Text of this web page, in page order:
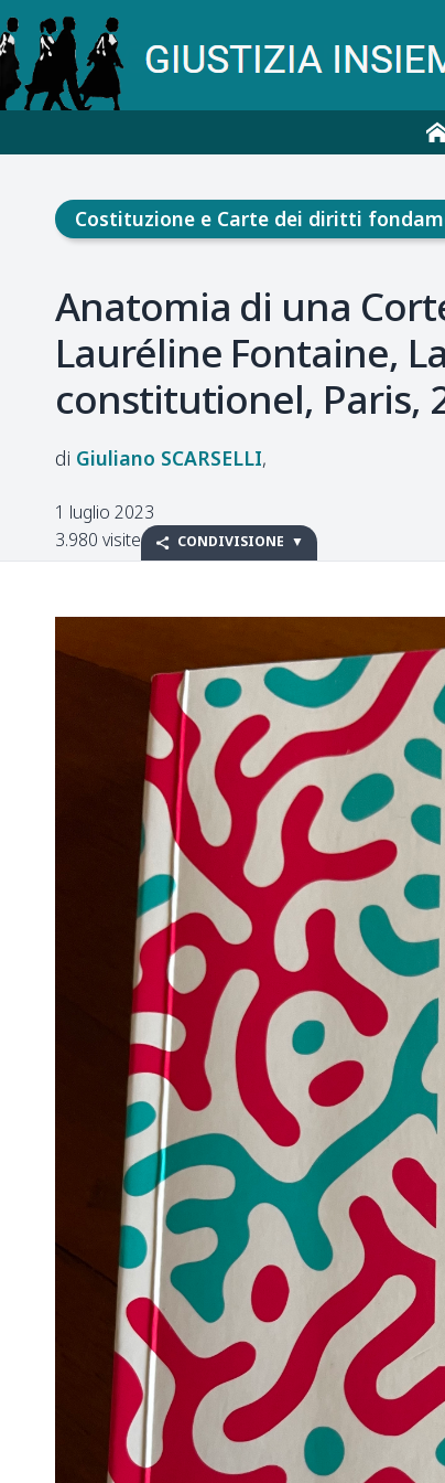
Costituzione e Carte dei diritti
Anatomia di una
Lauréline Fontaine,
constitutionel, Paris,
Giuliano SCARSELLI
1 luglio 2023
3.980 visite
CONDIVISIONE